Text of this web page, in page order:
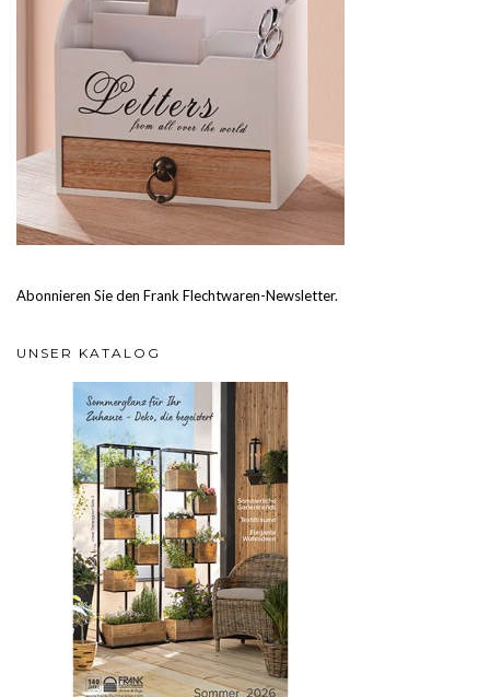
Abonnieren Sie den Frank Flechtwaren-Newsletter.
UNSER KATALOG